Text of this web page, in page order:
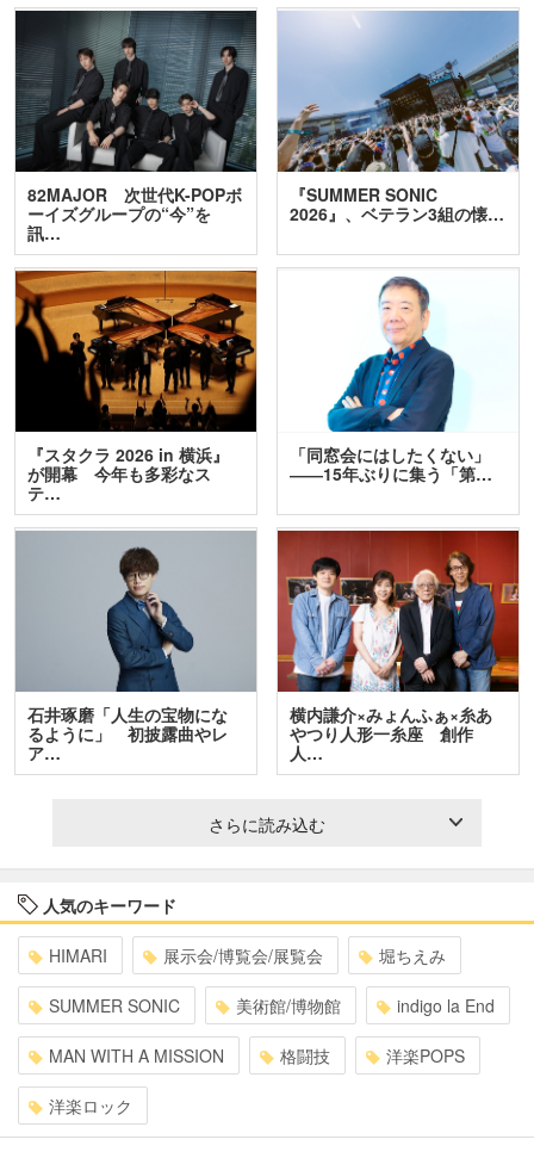
82MAJOR 次世代K-POPボ
ーイズグループの“今”を
訊…
『SUMMER SONIC
2026』、ベテラン3組の懐…
『スタクラ 2026 in 横浜』
が開幕 今年も多彩なス
テ…
「同窓会にはしたくない」
――15年ぶりに集う「第…
石井琢磨「人生の宝物にな
るように」 初披露曲やレ
ア…
横内謙介×みょんふぁ×糸あ
やつり人形一糸座 創作
人…
さらに読み込む
人気のキーワード
HIMARI 展示会/博覧会/展覧会 堀ちえみ
SUMMER SONIC 美術館/博物館 indigo la End
MAN WITH A MISSION 格闘技 洋楽POPS
洋楽ロック